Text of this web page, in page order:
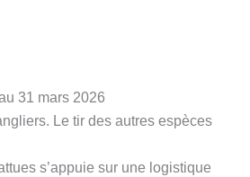
31 mars 2026
Le tir des autres espèces
s’appuie sur une logistique